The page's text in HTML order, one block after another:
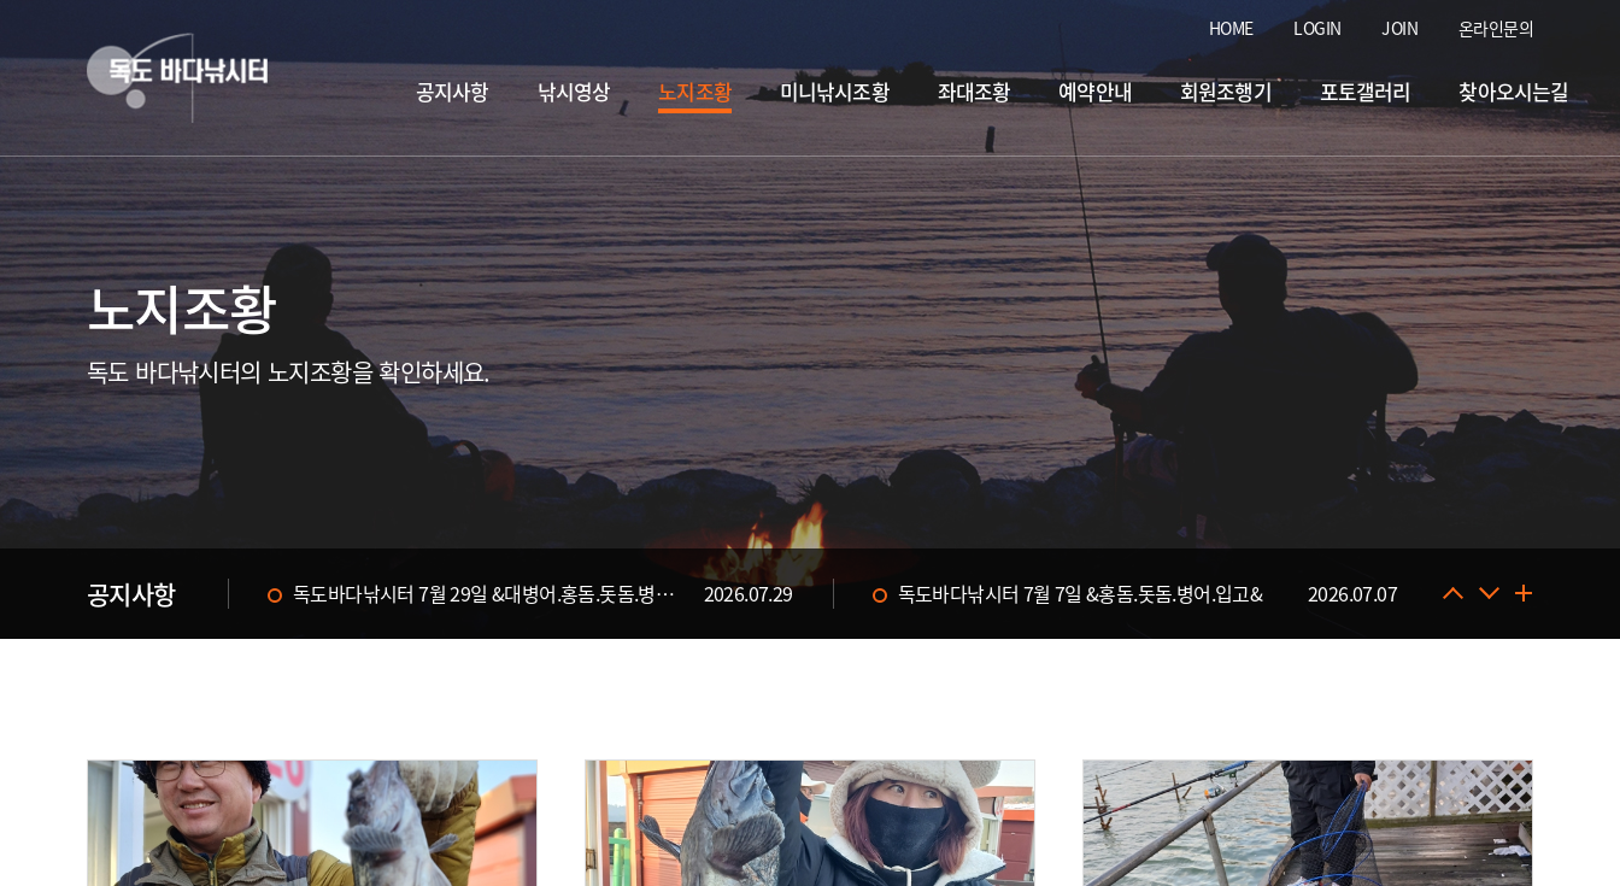
HOME LOGIN JOIN 온라인문의
공지사항 낚시영상 노지조황 미니낚시조황 좌대조황 예약안내 회원조행기 포토갤러리 찾아오시는길
노지조황
독도 바다낚시터의 노지조황을 확인하세요.
공지사항
독도바다낚시터 7월 29일 &대병어.홍돔.돗돔.병어 입고& 2026.07.29 독도바다낚시터 7월 7일 &홍돔.돗돔.병어.입고& 2026.07.07
2026.07.31 독도바다낚시터 7월 30일 & 자바리입고&
독도바다낚시터 7월 29일 &대병어.홍돔.돗돔.병어 입고& 2026.07.29 독도바다낚시터 7월 7일 &홍돔.돗돔.병어.입고& 2026.07.07